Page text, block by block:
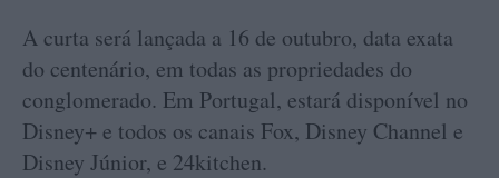
A curta será lançada a 16 de outubro, data exata
do centenário, em todas as propriedades do
conglomerado. Em Portugal, estará disponível no
Disney+ e todos os canais Fox, Disney Channel e
Disney Júnior, e 24kitchen.